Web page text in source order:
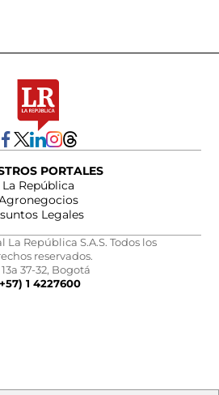
PORTALES
La República
Legales
República S.A.S. Todos los
reservados.
13a 37-32, Bogotá
1 4227600